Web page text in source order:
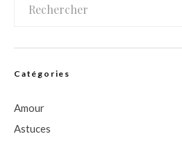
Catégories
Amour
Astuces